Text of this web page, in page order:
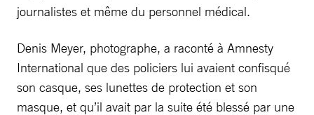
journalistes et même du personnel médical.
Denis Meyer, photographe, a raconté à Amnesty
International que des policiers lui avaient confisqué
son casque, ses lunettes de protection et son
masque, et qu’il avait par la suite été blessé par une